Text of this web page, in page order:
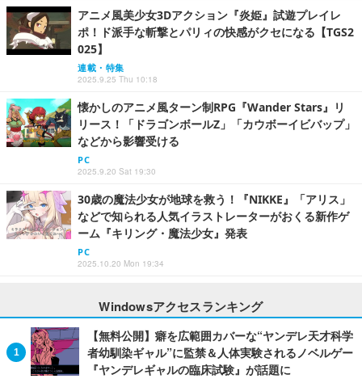
アニメ風美少女3Dアクション『炎姫』試遊プレイレ
ポ！ド派手な斬撃とパリィの快感がクセになる【TGS2
025】
連載・特集
2025.9.25 Thu 10:18
懐かしのアニメ風ターン制RPG『Wander Stars』リ
リース！「ドラゴンボールZ」「カウボーイビバップ」
などから影響受ける
PC
2025.9.20 Sat 19:30
30歳の魔法少女が地球を救う！『NIKKE』「アリス」
などで知られる人気イラストレーターがおくる新作ゲ
ーム『キリング・魔法少女』発表
PC
2025.10.20 Mon 19:34
Windowsアクセスランキング
【無料公開】癖を広範囲カバーな“ヤンデレ天才科学
者幼馴染ギャル”に監禁＆人体実験されるノベルゲー
『ヤンデレギャルの臨床試験』が話題に